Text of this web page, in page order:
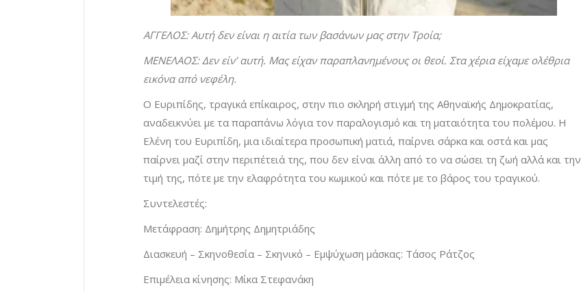
ΑΓΓΕΛΟΣ: Αυτή δεν είναι η αιτία των βασάνων μας στην Τροία;
ΜΕΝΕΛΑΟΣ: Δεν είν’ αυτή. Μας είχαν παραπλανημένους οι θεοί. Στα χέρια είχαμε ολέθρια
εικόνα από νεφέλη.
Ο Ευριπίδης, τραγικά επίκαιρος, στην πιο σκληρή στιγμή της Αθηναϊκής Δημοκρατίας,
αναδεικνύει με τα παραπάνω λόγια τον παραλογισμό και τη ματαιότητα του πολέμου. Η
Ελένη του Ευριπίδη, μια ιδιαίτερα προσωπική ματιά, παίρνει σάρκα και οστά και μας
παίρνει μαζί στην περιπέτειά της, που δεν είναι άλλη από το να σώσει τη ζωή αλλά και την
τιμή της, πότε με την ελαφρότητα του κωμικού και πότε με το βάρος του τραγικού.
Συντελεστές:
Μετάφραση: Δημήτρης Δημητριάδης
Διασκευή – Σκηνοθεσία – Σκηνικό – Εμψύχωση μάσκας: Τάσος Ράτζος
Επιμέλεια κίνησης: Μίκα Στεφανάκη